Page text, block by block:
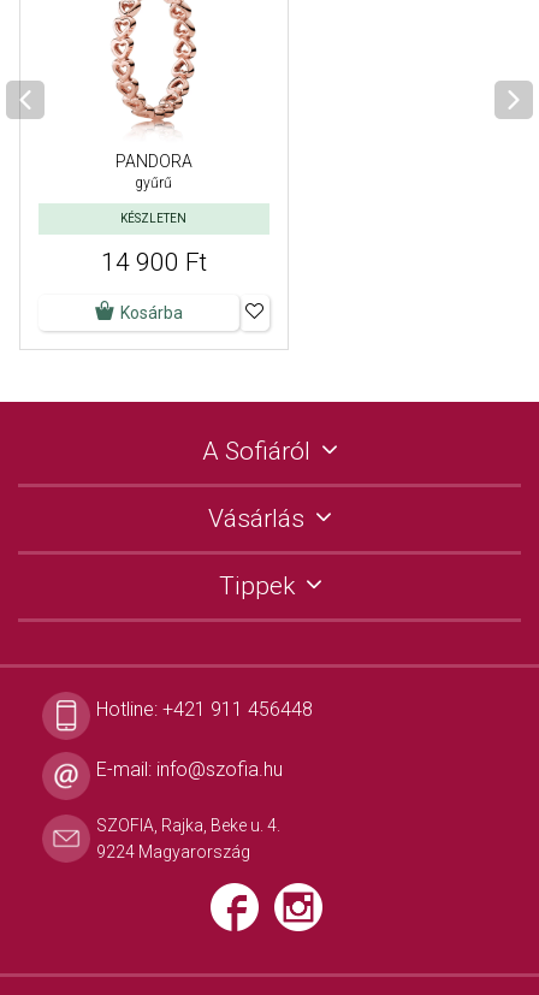
PANDORA
gyűrű
KÉSZLETEN
14 900 Ft
Kosárba
A Sofiáról
Vásárlás
Tippek
Hotline: +421 911 456448
E-mail: info@szofia.hu
SZOFIA, Rajka, Beke u. 4.
9224 Magyarország